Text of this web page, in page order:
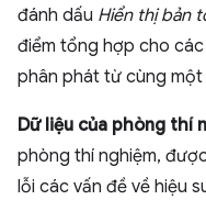
đánh dấu Hiển thị bản
điểm tổng hợp cho
phân phát từ cùng
Dữ liệu của phòng thí
phòng thí nghiệm,
lỗi các vấn đề về hiệu